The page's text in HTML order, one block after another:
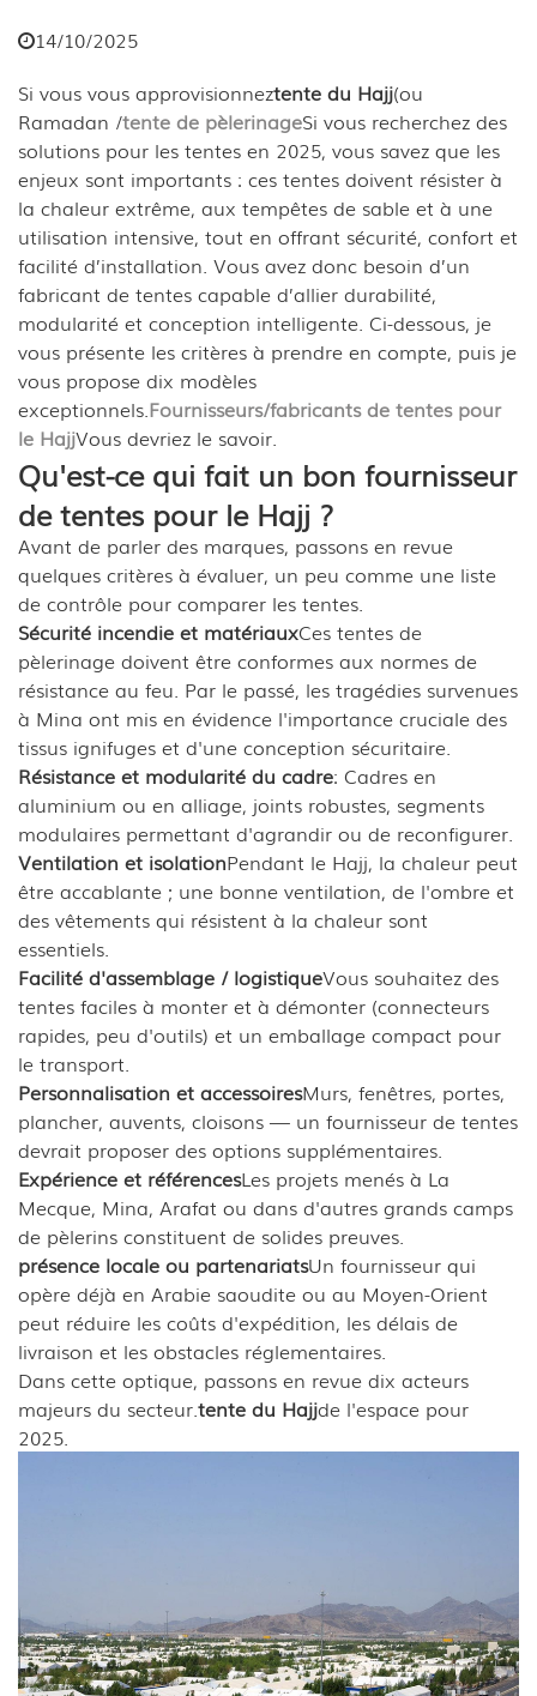
14/10/2025
Si vous vous approvisionneztente du Hajj(ou
Ramadan /tente de pèlerinageSi vous recherchez des
solutions pour les tentes en 2025, vous savez que les
enjeux sont importants : ces tentes doivent résister à
la chaleur extrême, aux tempêtes de sable et à une
utilisation intensive, tout en offrant sécurité, confort et
facilité d’installation. Vous avez donc besoin d’un
fabricant de tentes capable d’allier durabilité,
modularité et conception intelligente. Ci-dessous, je
vous présente les critères à prendre en compte, puis je
vous propose dix modèles
exceptionnels.Fournisseurs/fabricants de tentes pour
le HajjVous devriez le savoir.
Qu'est-ce qui fait un bon fournisseur
de tentes pour le Hajj ?
Avant de parler des marques, passons en revue
quelques critères à évaluer, un peu comme une liste
de contrôle pour comparer les tentes.
Sécurité incendie et matériauxCes tentes de
pèlerinage doivent être conformes aux normes de
résistance au feu. Par le passé, les tragédies survenues
à Mina ont mis en évidence l'importance cruciale des
tissus ignifuges et d'une conception sécuritaire.
Résistance et modularité du cadre: Cadres en
aluminium ou en alliage, joints robustes, segments
modulaires permettant d'agrandir ou de reconfigurer.
Ventilation et isolationPendant le Hajj, la chaleur peut
être accablante ; une bonne ventilation, de l'ombre et
des vêtements qui résistent à la chaleur sont
essentiels.
Facilité d'assemblage / logistiqueVous souhaitez des
tentes faciles à monter et à démonter (connecteurs
rapides, peu d'outils) et un emballage compact pour
le transport.
Personnalisation et accessoiresMurs, fenêtres, portes,
plancher, auvents, cloisons — un fournisseur de tentes
devrait proposer des options supplémentaires.
Expérience et référencesLes projets menés à La
Mecque, Mina, Arafat ou dans d'autres grands camps
de pèlerins constituent de solides preuves.
présence locale ou partenariatsUn fournisseur qui
opère déjà en Arabie saoudite ou au Moyen-Orient
peut réduire les coûts d'expédition, les délais de
livraison et les obstacles réglementaires.
Dans cette optique, passons en revue dix acteurs
majeurs du secteur.tente du Hajjde l'espace pour
2025.